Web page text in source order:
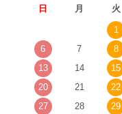
日
月 火
1
6
7 8
13
14 15
20
21 22
27
28 29